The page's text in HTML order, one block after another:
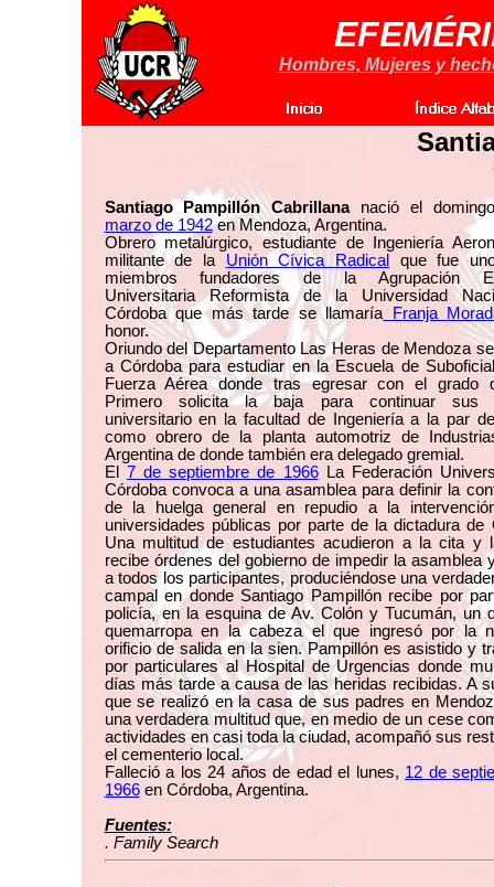
Hombres, Mujeres y
Santiago Pampillón Cabrillananació el
marzo de 1942en Mendoza, Argentina.
Obrero metalúrgico, estudiante de Ingeniería
militante de la Unión Cívica Radical
que fue
miembros fundadores de la Agrupación
Universitaria Reformista de la Universidad
Córdoba que más tarde se llamaría Franja
honor.
Oriundo del Departamento Las Heras de Mendoza
a Córdoba para estudiar en la Escuela de
Fuerza Aérea donde tras egresar con el grado
Primero solicita la baja para continuar sus
universitario en la facultad de Ingeniería a la par
como obrero de la planta automotriz de
Argentina de donde también era delegado gremial.
El 7 de septiembre de 1966La Federación
Córdoba convoca a una asamblea para definir la
de la huelga general en repudio a la
universidades públicas por parte de la dictadura de
Una multitud de estudiantes acudieron a la cita y
recibe órdenes del gobierno de impedir la asamblea
a todos los participantes, produciéndose una
campal en donde Santiago Pampillón recibe por
policía, en la esquina de Av. Colón y Tucumán, un
quemarropa en la cabeza el que ingresó por la
orificio de salida en la sien. Pampillón es asistido y
por particulares al Hospital de Urgencias donde
días más tarde a causa de las heridas recibidas. A
que se realizó en la casa de sus padres en
una verdadera multitud que, en medio de un cese
actividades en casi toda la ciudad, acompañó sus
el cementerio local.
Falleció a los 24 años de edad el lunes, 12 de
1966en Córdoba, Argentina.
Fuentes:
. Family Search